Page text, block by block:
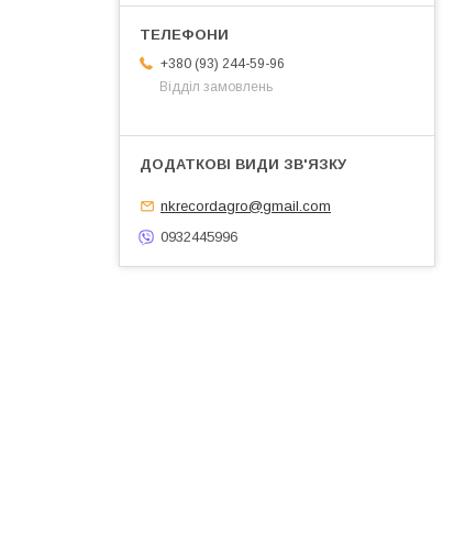
+380 (93) 244-59-96
Відділ замовлень
nkrecordagro@gmail.com
0932445996